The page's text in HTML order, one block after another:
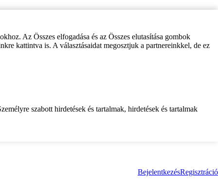
Az Összes elfogadása és az Összes elutasítása gombok
kattintva is. A választásaidat megosztjuk a partnereinkkel, de ez
szabott hirdetések és tartalmak, hirdetések és tartalmak
BejelentkezésRegisztráció